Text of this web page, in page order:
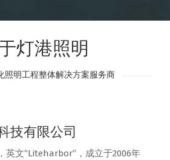
灯港照明
照明工程整体解决方案服务商
技有限公司
英文“Liteharbor”，成立于2006年